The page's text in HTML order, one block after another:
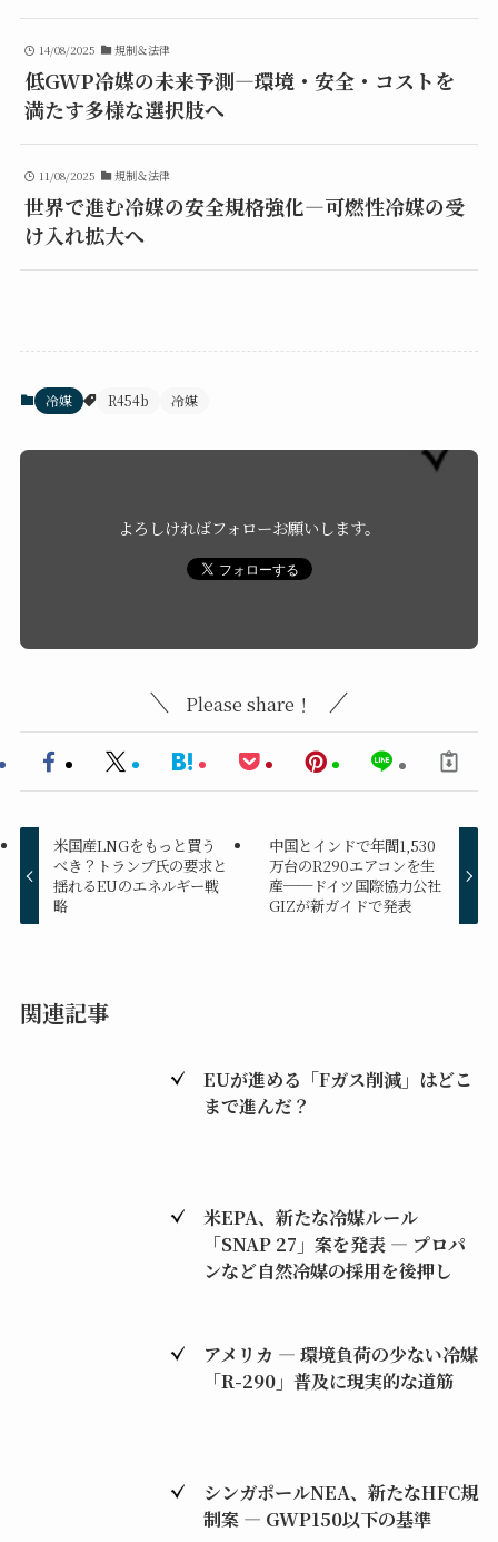
14/08/2025 規制＆法律
低GWP冷媒の未来予測—環境・安全・コストを
満たす多様な選択肢へ
11/08/2025 規制＆法律
世界で進む冷媒の安全規格強化—可燃性冷媒の受
け入れ拡大へ
冷媒 R454b 冷媒
よろしければフォローお願いします。
Please share！
米国産LNGをもっと買う
べき？トランプ氏の要求と
揺れるEUのエネルギー戦
略
中国とインドで年間1,530
万台のR290エアコンを生
産──ドイツ国際協力公社
GIZが新ガイドで発表
関連記事
EUが進める「Fガス削減」はどこ
まで進んだ？
米EPA、新たな冷媒ルール
「SNAP 27」案を発表 ― プロパ
ンなど自然冷媒の採用を後押し
アメリカ ― 環境負荷の少ない冷媒
「R-290」普及に現実的な道筋
シンガポールNEA、新たなHFC規
制案 ― GWP150以下の基準